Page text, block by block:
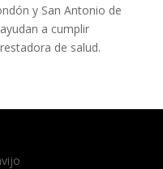
y San Antonio de
a cumplir
de salud.